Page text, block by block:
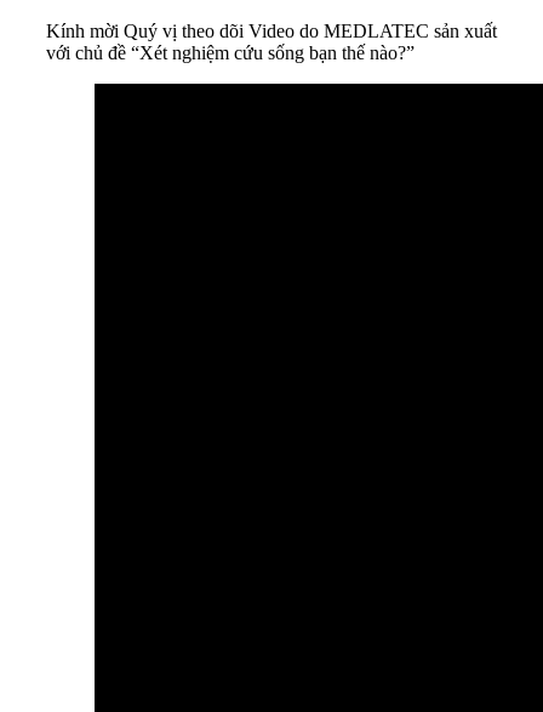
Kính mời Quý vị theo dõi Video do MEDLATEC sản xuất
với chủ đề “Xét nghiệm cứu sống bạn thế nào?”